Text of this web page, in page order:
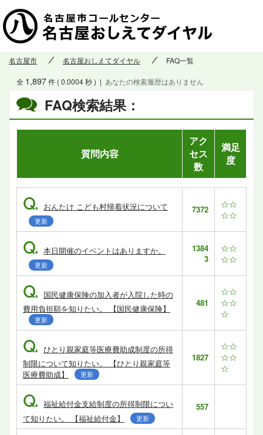
名古屋市 名古屋おしえてダイヤル FAQ一覧
FAQ検索結果：
全 1,897件 ( 0.0004 秒 ) | あなたの検索履歴はありません
質問内容
アク
セス
数
満足
度
Q. おんたけ こども村帰着状況について
更新
7372
☆☆
☆☆
Q. 本日開催のイベントはありますか。
更新
1384
3
☆☆
☆☆
Q. 国民健康保険の加入者が入院した時の
費用負担額を知りたい。 【国民健康保険】
更新
481
☆☆
☆☆
☆
Q. ひとり親家庭等医療費助成制度の所得
制限について知りたい。 【ひとり親家庭等
医療費助成】
更新
1827
☆☆
☆☆
☆
Q. 福祉給付金支給制度の所得制限につい
て知りたい。 【福祉給付金】
更新
557